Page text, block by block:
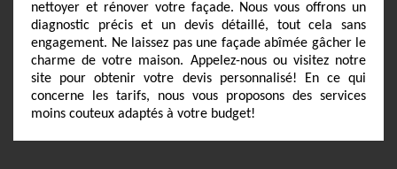
nettoyer et rénover votre façade. Nous vous offrons un
diagnostic précis et un devis détaillé, tout cela sans
engagement. Ne laissez pas une façade abîmée gâcher le
charme de votre maison. Appelez-nous ou visitez notre
site pour obtenir votre devis personnalisé! En ce qui
concerne les tarifs, nous vous proposons des services
moins couteux adaptés à votre budget!